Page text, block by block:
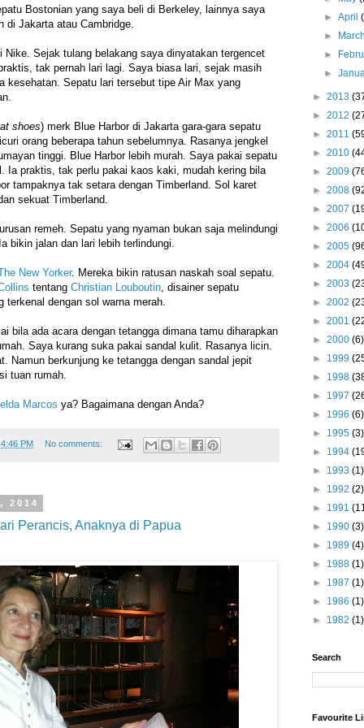
Bostonian yang saya beli di Berkeley, lainnya saya
di Jakarta atau Cambridge.
Nike. Sejak tulang belakang saya dinyatakan tergencet
tak pernah lari lagi. Saya biasa lari, sejak masih
kesehatan. Sepatu lari tersebut tipe Air Max yang
shoes) merk Blue Harbor di Jakarta gara-gara sepatu
orang beberapa tahun sebelumnya. Rasanya jengkel
tinggi. Blue Harbor lebih murah. Saya pakai sepatu
Ia praktis, tak perlu pakai kaos kaki, mudah kering bila
tampaknya tak setara dengan Timberland. Sol karet
sekuat Timberland.
remeh. Sepatu yang nyaman bukan saja melindungi
bikin jalan dan lari lebih terlindungi.
New Yorker. Mereka bikin ratusan naskah soal sepatu.
tentang Christian Louboutin, disainer sepatu
terkenal dengan sol warna merah.
bila ada acara dengan tetangga dimana tamu diharapkan
Saya kurang suka pakai sandal kulit. Rasanya licin.
Namun berkunjung ke tetangga dengan sandal jepit
tuan rumah.
Marcos ya? Bagaimana dengan Anda?
4:46 PM No comments:
2014
Perancis, Anaknya di Papua
►April
►
►
►
► 2013
► 2012
► 2011
► 2010
► 2009
► 2008
► 2007
► 2006
► 2005
► 2004
► 2003
► 2002
► 2001
► 2000 (6)
► 1999
► 1998
► 1997
► 1996 (6)
► 1995 (3)
► 1994
► 1993 (1)
► 1992 (2)
► 1991
► 1990 (3)
► 1989 (4)
► 1988 (1)
► 1987 (1)
► 1986 (1)
► 1982 (1)
Search
Favourite